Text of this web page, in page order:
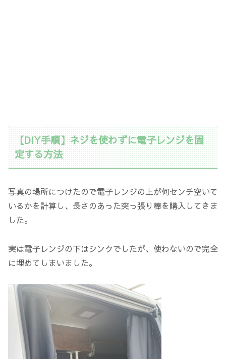
【DIY手順】ネジを使わずに電子レンジを固
定する方法
写真の場所につけたので電子レンジの上が何センチ空いて
いるかを計算し、長さのあった突っ張り棒を購入してきま
した。
実は電子レンジの下はシンクでしたが、使わないので完全
に埋めてしまいました。